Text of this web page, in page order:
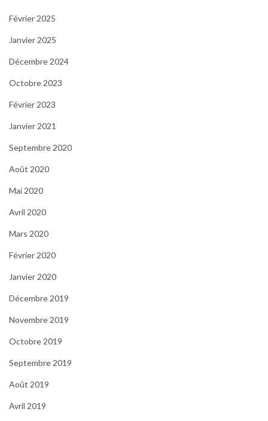
Février 2025
Janvier 2025
Décembre 2024
Octobre 2023
Février 2023
Janvier 2021
Septembre 2020
Août 2020
Mai 2020
Avril 2020
Mars 2020
Février 2020
Janvier 2020
Décembre 2019
Novembre 2019
Octobre 2019
Septembre 2019
Août 2019
Avril 2019